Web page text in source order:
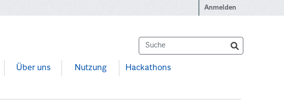
Anmelden
Über uns Nutzung Hackathons